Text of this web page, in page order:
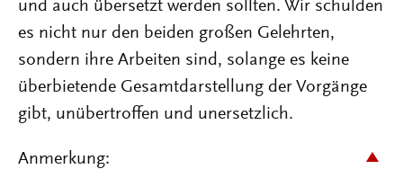
und auch übersetzt werden sollten. Wir schulden
es nicht nur den beiden großen Gelehrten,
sondern ihre Arbeiten sind, solange es keine
überbietende Gesamtdarstellung der Vorgänge
gibt, unübertroffen und unersetzlich.
Anmerkung: